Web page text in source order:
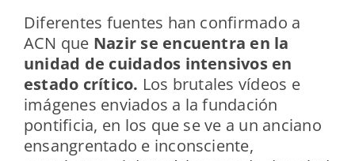
Diferentes fuentes han confirmado a
ACN que Nazir se encuentra en la
unidad de cuidados intensivos en
estado crítico. Los brutales vídeos e
imágenes enviados a la fundación
pontificia, en los que se ve a un anciano
ensangrentado e inconsciente,